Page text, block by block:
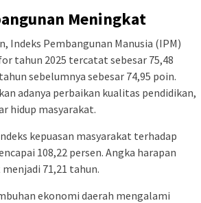
Meningkat
Indeks Pembangunan Manusia (IPM)
tahun 2025 tercatat sebesar 75,48
sebelumnya sebesar 74,95 poin.
adanya perbaikan kualitas pendidikan,
hidup masyarakat.
kepuasan masyarakat terhadap
108,22 persen. Angka harapan
71,21 tahun.
ekonomi daerah mengalami